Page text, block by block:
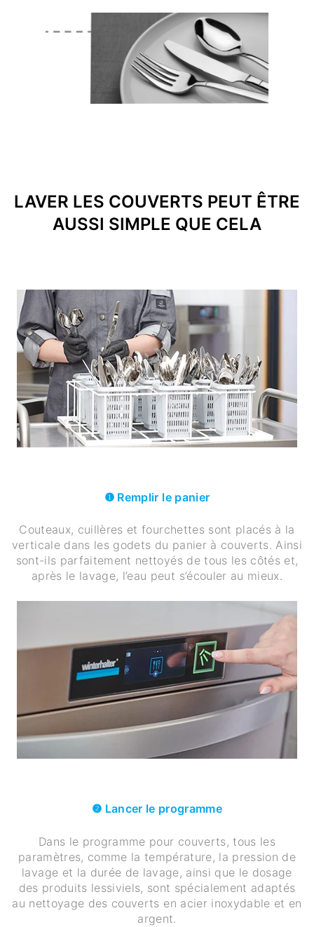
LAVER LES COUVERTS PEUT ÊTRE
AUSSI SIMPLE QUE CELA
❶ Remplir le panier
Couteaux, cuillères et fourchettes sont placés à la
verticale dans les godets du panier à couverts. Ainsi
sont-ils parfaitement nettoyés de tous les côtés et,
après le lavage, l’eau peut s’écouler au mieux.
❷ Lancer le programme
Dans le programme pour couverts, tous les
paramètres, comme la température, la pression de
lavage et la durée de lavage, ainsi que le dosage
des produits lessiviels, sont spécialement adaptés
au nettoyage des couverts en acier inoxydable et en
argent.